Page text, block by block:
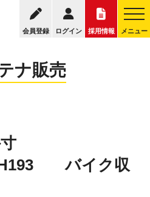
会員登録 ログイン 採用情報 メニュー
テナ販売について 0956-
お電話の受付時
ナ販売
バイク収